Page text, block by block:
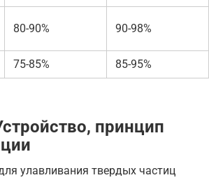
80-90% 90-98%
75-85% 85-95%
принцип
улавливания твердых частиц